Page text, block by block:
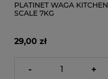
PLATINET WAGA KITCHEN
SCALE 7KG
29,00 zł
- +